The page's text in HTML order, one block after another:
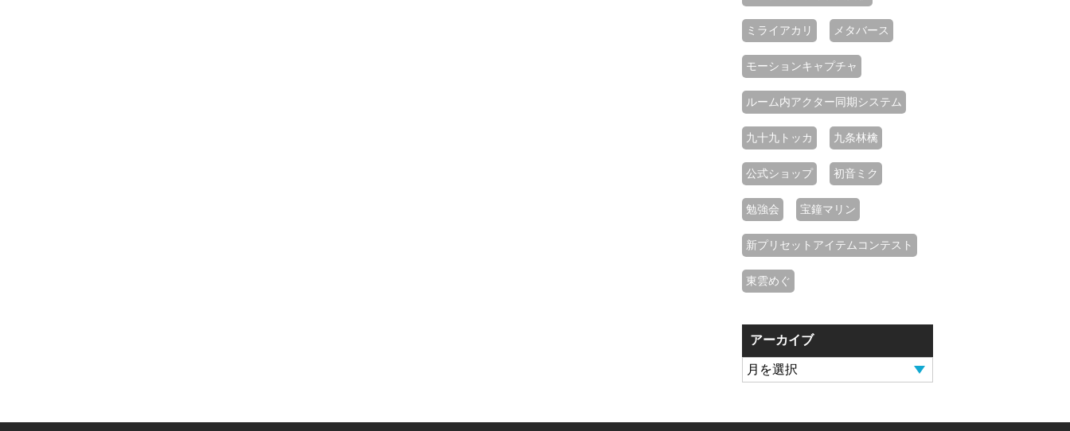
ミライアカリ メタバース
モーションキャプチャ
ルーム内アクター同期システム
九十九トッカ 九条林檎
公式ショップ 初音ミク
勉強会 宝鐘マリン
新プリセットアイテムコンテスト
東雲めぐ
アーカイブ